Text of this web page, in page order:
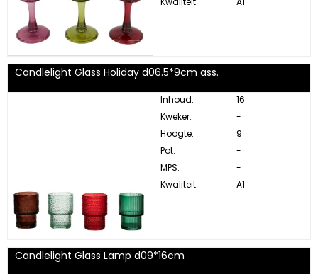
Candlelight Glass Holiday d06.5*9cm ass.
Inhoud:
16
Kweker:
-
Hoogte:
9
Pot:
-
MPS:
-
Kwaliteit:
A1
Candlelight Glass Lamp d09*16cm